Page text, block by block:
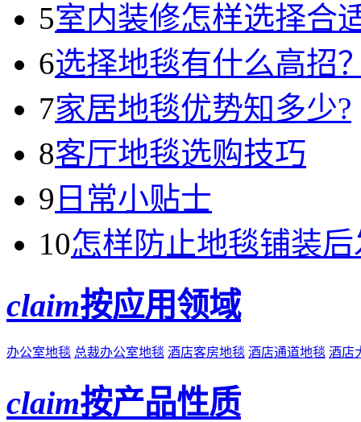
5室内装修怎样选择合
6选择地毯有什么高招
7家居地毯优势知多少?
8客厅地毯选购技巧
9 日常小贴士
10怎样防止地毯铺装
claim按应用领域
办公室地毯 总裁办公室地毯 酒店客房地毯 酒店通道地毯 酒店
claim按产品性质